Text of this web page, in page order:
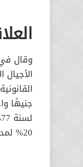
وقال
20% لمدة 10 سنين، لأن القيمة الايجارية للزيادة تجعلنا نصل لأقرب نقطة لسعر السوق.